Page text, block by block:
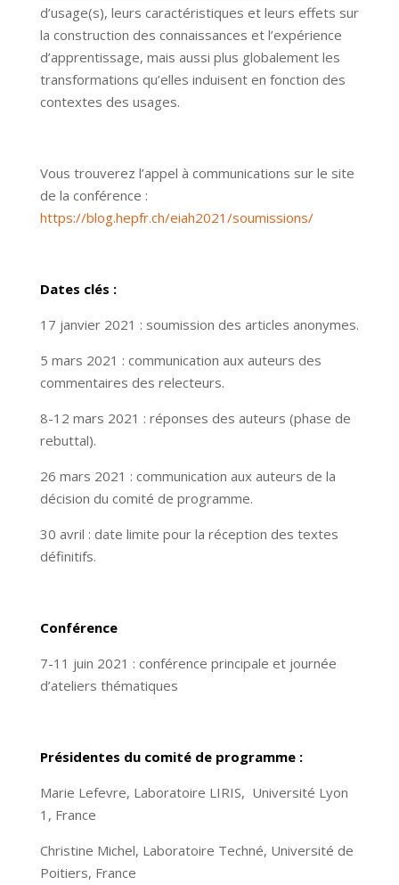
d’usage(s), leurs caractéristiques et leurs effets sur
la construction des connaissances et l’expérience
d’apprentissage, mais aussi plus globalement les
transformations qu’elles induisent en fonction des
contextes des usages.
Vous trouverez l’appel à communications sur le site
de la conférence :
https://blog.hepfr.ch/eiah2021/soumissions/
Dates clés :
17 janvier 2021 : soumission des articles anonymes.
5 mars 2021 : communication aux auteurs des
commentaires des relecteurs.
8-12 mars 2021 : réponses des auteurs (phase de
rebuttal).
26 mars 2021 : communication aux auteurs de la
décision du comité de programme.
30 avril : date limite pour la réception des textes
définitifs.
Conférence
7-11 juin 2021 : conférence principale et journée
d’ateliers thématiques
Présidentes du comité de programme :
Marie Lefevre, Laboratoire LIRIS, Université Lyon
1, France
Christine Michel, Laboratoire Techné, Université de
Poitiers, France